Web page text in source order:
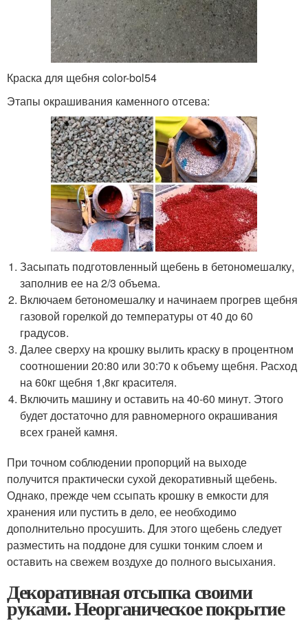
Краска для щебня color-bol54
Этапы окрашивания каменного отсева:
Засыпать подготовленный щебень в бетономешалку,
заполнив ее на 2/3 объема.
Включаем бетономешалку и начинаем прогрев щебня
газовой горелкой до температуры от 40 до 60
градусов.
Далее сверху на крошку вылить краску в процентном
соотношении 20:80 или 30:70 к объему щебня. Расход
на 60кг щебня 1,8кг красителя.
Включить машину и оставить на 40-60 минут. Этого
будет достаточно для равномерного окрашивания
всех граней камня.
При точном соблюдении пропорций на выходе
получится практически сухой декоративный щебень.
Однако, прежде чем ссыпать крошку в емкости для
хранения или пустить в дело, ее необходимо
дополнительно просушить. Для этого щебень следует
разместить на поддоне для сушки тонким слоем и
оставить на свежем воздухе до полного высыхания.
Декоративная отсыпка своими
руками. Неорганическое покрытие